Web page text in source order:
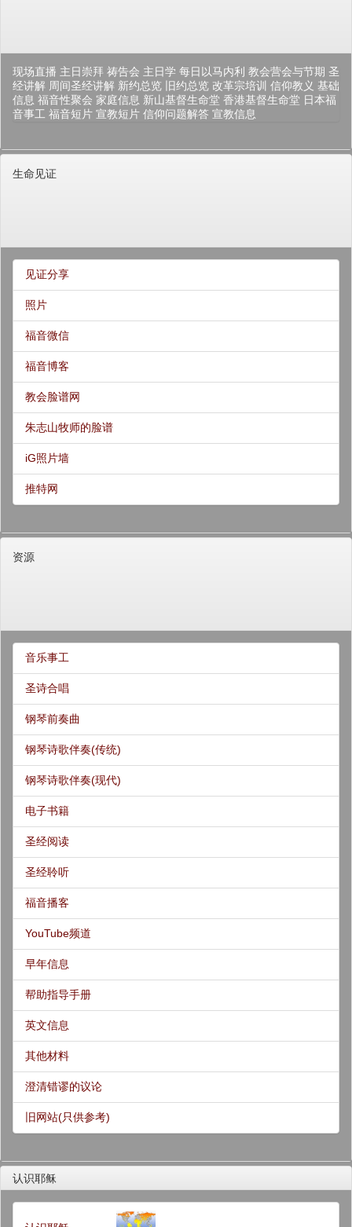
现场直播 主日崇拜 祷告会 主日学 每日以马内利 教会营会与节期 圣
经讲解 周间圣经讲解 新约总览 旧约总览 改革宗培训 信仰教义 基础
信息 福音性聚会 家庭信息 新山基督生命堂 香港基督生命堂 日本福
音事工 福音短片 宣教短片 信仰问题解答 宣教信息
生命见证
见证分享
照片
福音微信
福音博客
教会脸谱网
朱志山牧师的脸谱
iG照片墙
推特网
资源
音乐事工
圣诗合唱
钢琴前奏曲
钢琴诗歌伴奏(传统)
钢琴诗歌伴奏(现代)
电子书籍
圣经阅读
圣经聆听
福音播客
YouTube频道
早年信息
帮助指导手册
英文信息
其他材料
澄清错谬的议论
旧网站(只供参考)
认识耶稣